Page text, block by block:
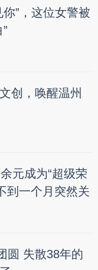
你”，这位女警被
创，唤醒温州
元成为“超级荣
到一个月突然关
圆 失散38年的